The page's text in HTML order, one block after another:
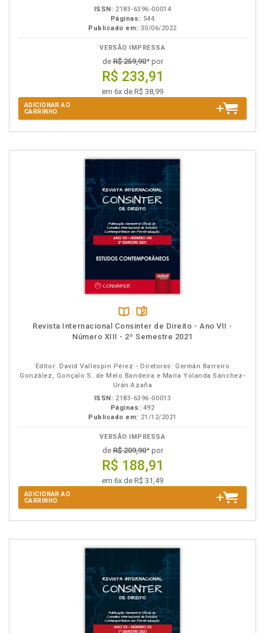
ISSN: 2183-6396-00014
Páginas: 544
Publicado em: 30/06/2022
VERSÃO IMPRESSA
deR$ 259,90* por
R$ 233,91
em 6x de R$ 38,99
ADICIONAR AO
CARRINHO
Disponível
na
páginas
Revista Internacional Consinter de Direito - Ano VII -
Número XIII - 2º Semestre 2021
Editor: David Vallespín Pérez - Diretores: Germán Barreiro
González, Gonçalo S. de Melo Bandeira e María Yolanda Sánchez-
Urán Azaña
ISSN: 2183-6396-00013
Páginas: 492
Publicado em: 21/12/2021
VERSÃO IMPRESSA
deR$ 209,90* por
R$ 188,91
em 6x de R$ 31,49
ADICIONAR AO
CARRINHO